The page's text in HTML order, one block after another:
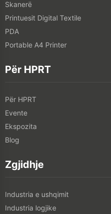
Skanerë
Printuesit Digital Textile
PDA
Portable A4 Printer
Për HPRT
Për HPRT
Evente
Ekspozita
Blog
Zgjidhje
Industria e ushqimit
Industria logjike